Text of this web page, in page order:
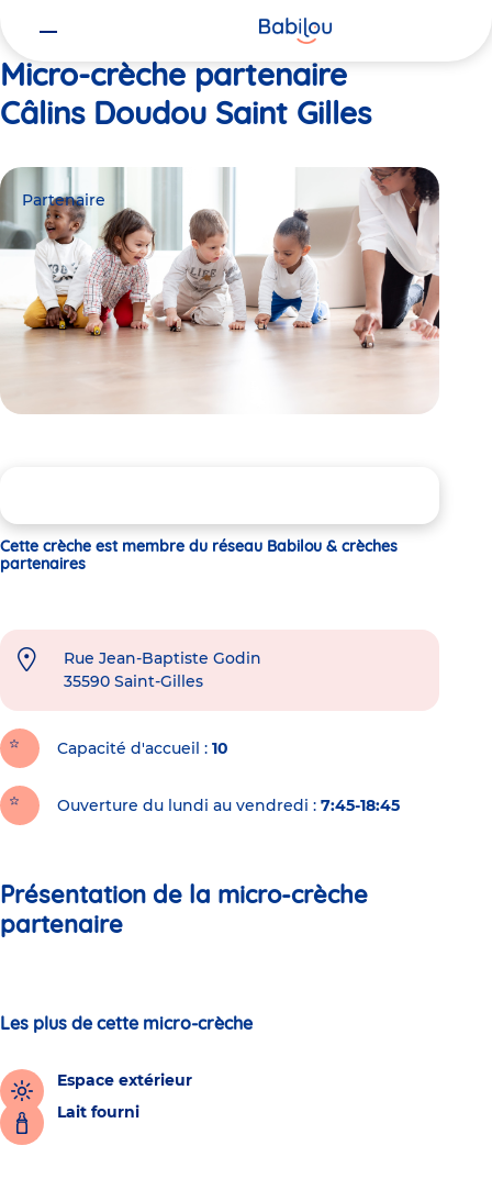
Micro-crèche partenaire
Câlins Doudou Saint Gilles
Partenaire
Cette crèche est membre du réseau Babilou & crèches
partenaires
Rue Jean-Baptiste Godin
35590 Saint-Gilles
Capacité d'accueil 10
Ouverture du lundi au vendredi : 7:45-18:45
Présentation de la micro-crèche
partenaire
Les plus de cette micro-crèche
Espace extérieur
Lait fourni